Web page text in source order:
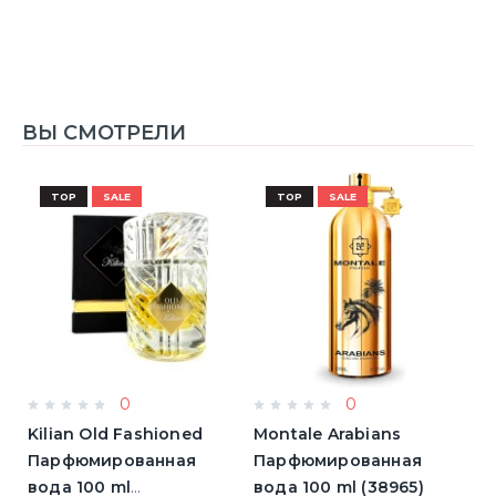
ВЫ СМОТРЕЛИ
TOP SALE
0
Kilian Old Fashioned
Парфюмированная
вода 100 ml
TOP SALE
0
Montale Arabians
Парфюмированная
вода 100 ml (38965)